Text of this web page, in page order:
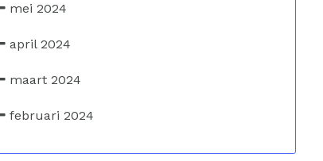
mei 2024
april 2024
maart 2024
februari 2024